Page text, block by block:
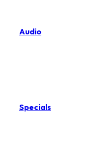
Audio
Specials